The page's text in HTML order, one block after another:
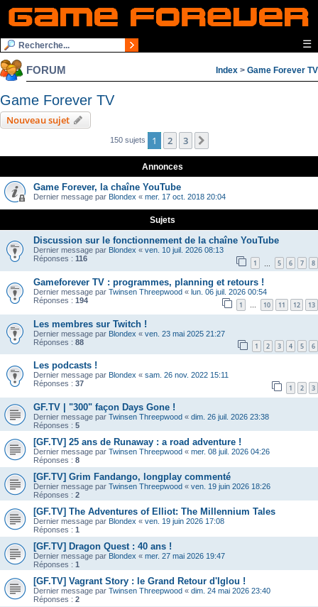
☰
FORUM Index > Game Forever TV
Game Forever TV
Nouveau sujet
150 sujets 1 2 3
Annonces
Game Forever, la chaîne YouTube
Dernier message par Blondex « mer. 17 oct. 2018 20:04
Sujets
Discussion sur le fonctionnement de la chaîne YouTube
Dernier message par Blondex « ven. 10 juil. 2026 08:13
Réponses : 116 1 5 6 7 8
Gameforever TV : programmes, planning et retours !
Dernier message par Twinsen Threepwood « lun. 06 juil. 2026 00:54
Réponses : 194 1 … 10 11 12 13
Les membres sur Twitch !
Dernier message par Blondex « ven. 23 mai 2025 21:27
Réponses : 88 1 2 3 4 5 6
Les podcasts !
Dernier message par Blondex « sam. 26 nov. 2022 15:11
Réponses : 37 1 2 3
GF.TV | "300" façon Days Gone !
Dernier message par Twinsen Threepwood « dim. 26 juil. 2026 23:38
Réponses : 5
[GF.TV] 25 ans de Runaway : a road adventure !
Dernier message par Twinsen Threepwood « mer. 08 juil. 2026 04:26
Réponses : 8
[GF.TV] Grim Fandango, longplay commenté
Dernier message par Twinsen Threepwood « ven. 19 juin 2026 18:26
Réponses : 2
[GF.TV] The Adventures of Elliot: The Millennium Tales
Dernier message par Blondex « ven. 19 juin 2026 17:08
Réponses : 1
[GF.TV] Dragon Quest : 40 ans !
Dernier message par Blondex « mer. 27 mai 2026 19:47
Réponses : 1
[GF.TV] Vagrant Story : le Grand Retour d'Iglou !
Dernier message par Twinsen Threepwood « dim. 24 mai 2026 23:40
Réponses : 2